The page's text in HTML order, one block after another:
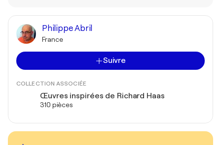
Philippe Abril
France
Suivre
COLLECTION ASSOCIÉE
Œuvres inspirées de Richard Haas
310 pièces